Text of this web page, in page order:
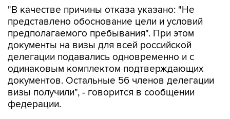
"В качестве причины отказа указано: "Не
представлено обоснование цели и условий
предполагаемого пребывания". При этом
документы на визы для всей российской
делегации подавались одновременно и с
одинаковым комплектом подтверждающих
документов. Остальные 56 членов делегации
визы получили", - говорится в сообщении
федерации.